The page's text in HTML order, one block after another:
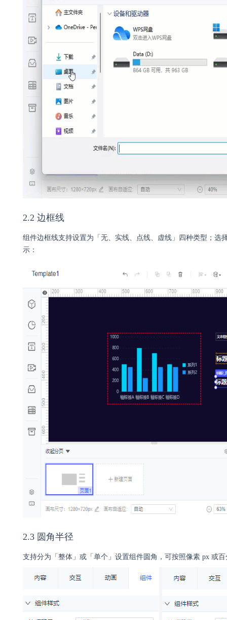
2.2 边框线
组件边框线支持设置为「无、实线、点线、虚线」四种类型；选
示：
2.3 圆角半径
支持分为「整体」或「单个」设置组件圆角，可按照像素 px 或